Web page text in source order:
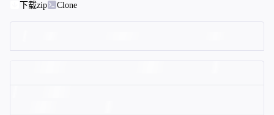
下载zip
Clone